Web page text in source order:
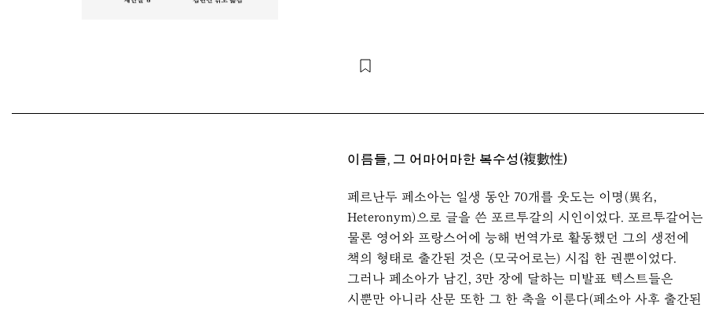
이름들, 그 어마어마한 복수성(複數性)
페르난두 페소아는 일생 동안 70개를 웃도는 이명(異名,
Heteronym)으로 글을 쓴 포르투갈의 시인이었다. 포르투갈어는
물론 영어와 프랑스어에 능해 번역가로 활동했던 그의 생전에
책의 형태로 출간된 것은 (모국어로는) 시집 한 권뿐이었다.
그러나 페소아가 남긴, 3만 장에 달하는 미발표 텍스트들은
시뿐만 아니라 산문 또한 그 한 축을 이룬다(페소아 사후 출간된